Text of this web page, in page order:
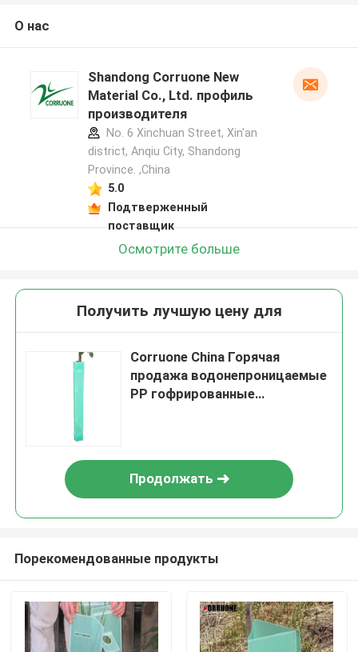
О нас
Shandong Corruone New
Material Co., Ltd. профиль
производителя
No. 6 Xinchuan Street, Xin'an
district, Anqiu City, Shandong
Province. ,China
5.0
Подтверженный
поставщик
Осмотрите больше
Получить лучшую цену для
Corruone China Горячая
продажа водонепроницаемые
PP гофрированные
Продолжать
Порекомендованные продукты